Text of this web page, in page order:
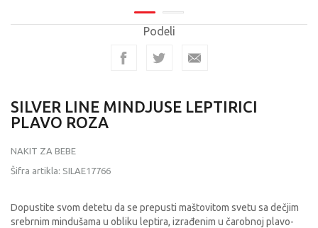
Podeli
SILVER LINE MINDJUSE LEPTIRICI
PLAVO ROZA
NAKIT ZA BEBE
Šifra artikla: SILAE17766
Dopustite svom detetu da se prepusti maštovitom svetu sa dečjim
srebrnim mindušama u obliku leptira, izrađenim u čarobnoj plavo-